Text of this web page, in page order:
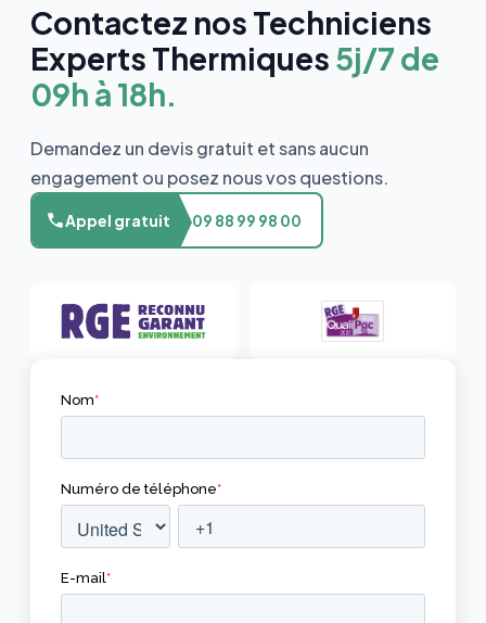
Contactez nos Techniciens
Experts Thermiques 5j/7 de
09h à 18h.
Demandez un devis gratuit et sans aucun
engagement ou posez nous vos questions.
Appel gratuit 09 88 99 98 00